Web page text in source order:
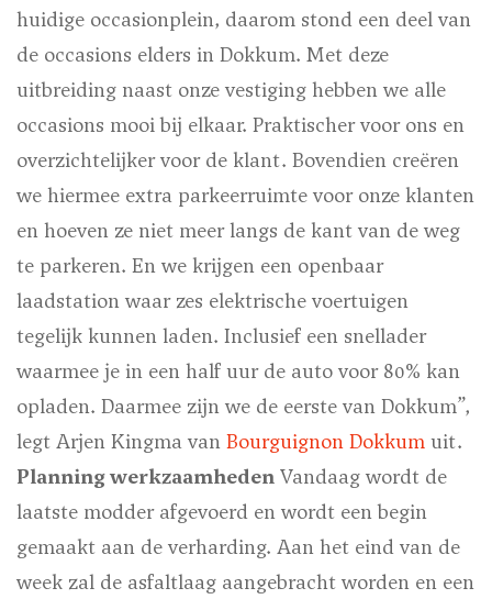
huidige occasionplein, daarom stond een deel van
de occasions elders in Dokkum. Met deze
uitbreiding naast onze vestiging hebben we alle
occasions mooi bij elkaar. Praktischer voor ons en
overzichtelijker voor de klant. Bovendien creëren
we hiermee extra parkeerruimte voor onze klanten
en hoeven ze niet meer langs de kant van de weg
te parkeren. En we krijgen een openbaar
laadstation waar zes elektrische voertuigen
tegelijk kunnen laden. Inclusief een snellader
waarmee je in een half uur de auto voor 80% kan
opladen. Daarmee zijn we de eerste van Dokkum”,
legt Arjen Kingma van Bourguignon Dokkum uit.
Planning werkzaamheden Vandaag wordt de
laatste modder afgevoerd en wordt een begin
gemaakt aan de verharding. Aan het eind van de
week zal de asfaltlaag aangebracht worden en een